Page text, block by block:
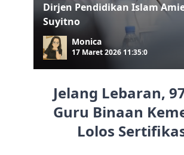
Dirjen Pendidikan Islam
Suyitno
Monica
17 Maret 2026 11:35:0
Jelang Lebaran,
Guru Binaan
Lolos